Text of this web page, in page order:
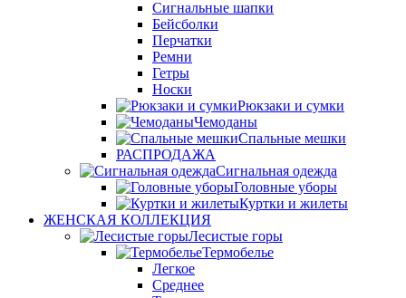
Сигнальные шапки
Бейсболки
Перчатки
Ремни
Гетры
Носки
Рюкзаки и сумки
Чемоданы
Спальные мешки
РАСПРОДАЖА
Сигнальная одежда
Головные уборы
Куртки и жилеты
ЖЕНСКАЯ КОЛЛЕКЦИЯ
Лесистые горы
Термобелье
Легкое
Среднее